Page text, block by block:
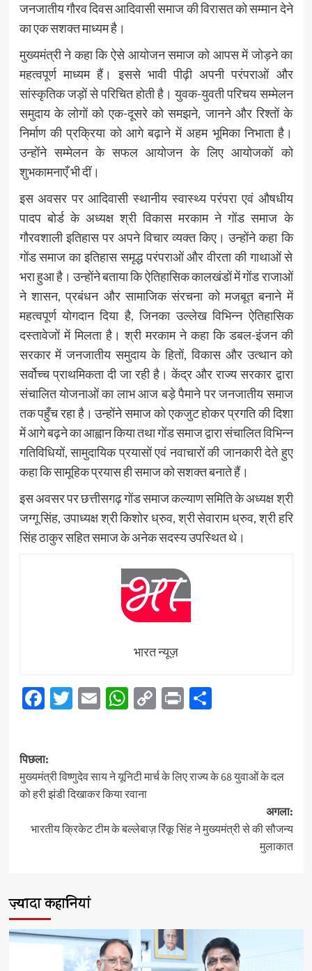
जनजातीय गौरव दिवस आदिवासी समाज की विरासत को सम्मान देने
का एक सशक्त माध्यम है।
मुख्यमंत्री ने कहा कि ऐसे आयोजन समाज को आपस में जोड़ने का
महत्वपूर्ण माध्यम हैं। इससे भावी पीढ़ी अपनी परंपराओं और
सांस्कृतिक जड़ों से परिचित होती है। युवक-युवती परिचय सम्मेलन
समुदाय के लोगों को एक-दूसरे को समझने, जानने और रिश्तों के
निर्माण की प्रक्रिया को आगे बढ़ाने में अहम भूमिका निभाता है।
उन्होंने सम्मेलन के सफल आयोजन के लिए आयोजकों को
शुभकामनाएँ भी दीं।
इस अवसर पर आदिवासी स्थानीय स्वास्थ्य परंपरा एवं औषधीय
पादप बोर्ड के अध्यक्ष श्री विकास मरकाम ने गोंड समाज के
गौरवशाली इतिहास पर अपने विचार व्यक्त किए। उन्होंने कहा कि
गोंड समाज का इतिहास समृद्ध परंपराओं और वीरता की गाथाओं से
भरा हुआ है। उन्होंने बताया कि ऐतिहासिक कालखंडों में गोंड राजाओं
ने शासन, प्रबंधन और सामाजिक संरचना को मजबूत बनाने में
महत्वपूर्ण योगदान दिया है, जिनका उल्लेख विभिन्न ऐतिहासिक
दस्तावेजों में मिलता है। श्री मरकाम ने कहा कि डबल-इंजन की
सरकार में जनजातीय समुदाय के हितों, विकास और उत्थान को
सर्वोच्च प्राथमिकता दी जा रही है। केंद्र और राज्य सरकार द्वारा
संचालित योजनाओं का लाभ आज बड़े पैमाने पर जनजातीय समाज
तक पहुँच रहा है। उन्होंने समाज को एकजुट होकर प्रगति की दिशा
में आगे बढ़ने का आह्वान किया तथा गोंड समाज द्वारा संचालित विभिन्न
गतिविधियों, सामुदायिक प्रयासों एवं नवाचारों की जानकारी देते हुए
कहा कि सामूहिक प्रयास ही समाज को सशक्त बनाते हैं।
इस अवसर पर छत्तीसगढ़ गोंड समाज कल्याण समिति के अध्यक्ष श्री
जग्गू सिंह, उपाध्यक्ष श्री किशोर ध्रुव, श्री सेवाराम ध्रुव, श्री हरि
सिंह ठाकुर सहित समाज के अनेक सदस्य उपस्थित थे।
भारत न्यूज़
Facebook
Twitter
EmailWhatsApp
Copy
PrintShare
पोस्ट
नेविगेशन
पिछला:
मुख्यमंत्री विष्णुदेव साय ने यूनिटी मार्च के लिए राज्य के 68 युवाओं के दल
को हरी झंडी दिखाकर किया रवाना
अगला:
भारतीय क्रिकेट टीम के बल्लेबाज़ रिंकू सिंह ने मुख्यमंत्री से की सौजन्य
मुलाकात
ज़्यादा कहानियां